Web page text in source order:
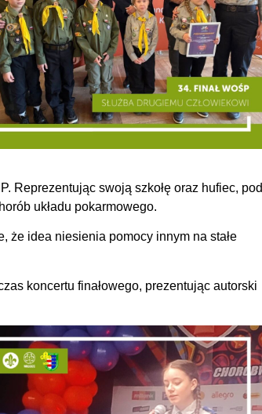
Reprezentując swoją szkołę oraz hufiec, pod
układu pokarmowego.
że idea niesienia pomocy innym na stałe
koncertu finałowego, prezentując autorski